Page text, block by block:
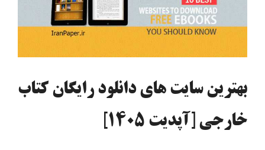
بهترین سایت های دانلود رایگان کتاب
خارجی [آپدیت 1405]